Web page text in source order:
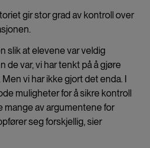
gir stor grad av kontroll over
slik at elevene var veldig
de var, vi har tenkt på å gjøre
vi har ikke gjort det enda. I
muligheter for å sikre kontroll
mange av argumentene for
seg forskjellig, sier